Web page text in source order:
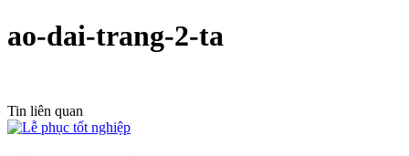
ao-dai-trang-2-ta
Tin liên quan